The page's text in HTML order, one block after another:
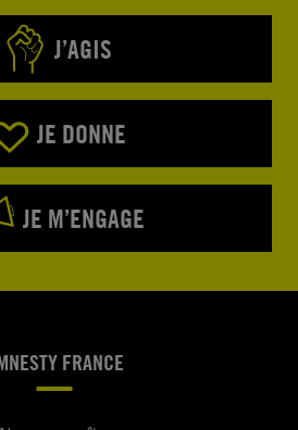
J’AGIS
JE DONNE
JE M’ENGAGE
FRANCE